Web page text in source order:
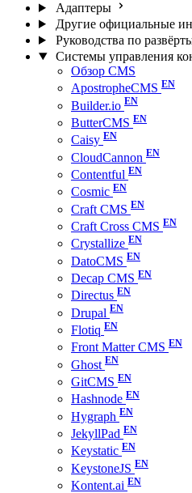
Адаптеры
Другие официальные
Руководства по
Системы управления
Обзор CMS
ApostropheCMS
Builder.io
ButterCMS
Caisy
CloudCannon
Contentful
Cosmic
Craft CMS
Craft Cross CMS
Crystallize
DatoCMS
Decap CMS
Directus
Drupal
Flotiq
Front Matter CMS
Ghost
GitCMS
Hashnode
Hygraph
JekyllPad
Keystatic
KeystoneJS
Kontent.ai